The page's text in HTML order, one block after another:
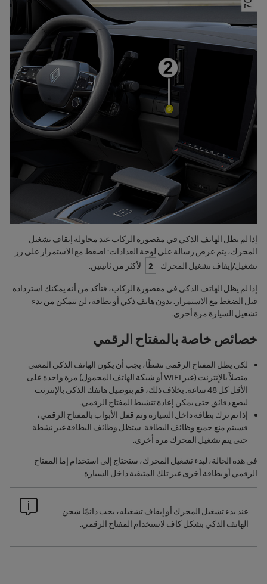
إذا لم يظل الهاتف الذكي في مقصورة الركاب عند محاولة إيقاف تشغيل
المحرك، يتم عرض رسالة على لوحة العدادات: اضغط مع الاستمرار على زر
تشغيل/إيقاف تشغيل المحرك
2 لأكثر من ثانيتين.
إذا لم يظل الهاتف الذكي في مقصورة الركاب، فتأكد من أنه يمكنك استرداده
قبل الضغط مع الاستمرار. بدون هاتف ذكي أو بطاقة، لن تتمكن من بدء
تشغيل السيارة مرة أخرى.
خصائص خاصة بالمفتاح الرقمي
لكي يظل المفتاح الرقمي نشطًا، يجب أن يكون الهاتف الذكي المعني
متصلاً بالإنترنت (عبر WIFI أو شبكة الهاتف المحمول) مرة واحدة على
الأقل كل 48 ساعة. بخلاف ذلك، قم بتوصيل هاتفك الذكي بالإنترنت
لبضع دقائق حتى يمكن إعادة تنشيط المفتاح الرقمي.
إذا تم ترك بطاقة داخل السيارة وتم قفل الأبواب بالمفتاح الرقمي،
فسيتم منع جميع وظائف البطاقة. ستظل وظائف البطاقة غير نشطة
حتى يتم تشغيل المحرك مرة أخرى.
في هذه الحالة، لبدء تشغيل المحرك، ستحتاج إلى استخدام إما المفتاح
الرقمي أو بطاقة أخرى غير تلك المتبقية داخل السيارة.
عند بدء تشغيل المحرك أو إيقاف تشغيله، يجب دائمًا شحن
الهاتف الذكي بشكل كاف لاستخدام المفتاح الرقمي.